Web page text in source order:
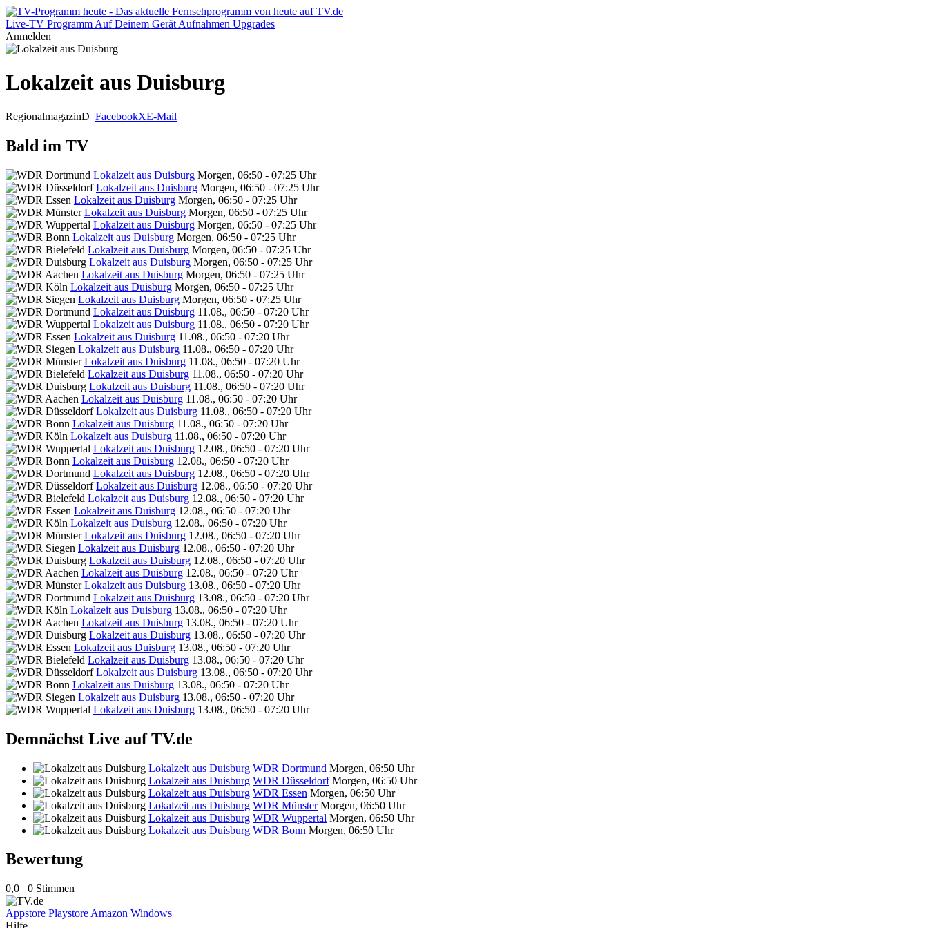
Live-TV Programm Auf Deinem Gerät Aufnahmen Upgrades
Anmelden
Lokalzeit aus Duisburg
RegionalmagazinD FacebookXE-Mail
Bald im TV
Lokalzeit aus Duisburg Morgen, 06:50 - 07:25 Uhr
Lokalzeit aus Duisburg Morgen, 06:50 - 07:25 Uhr
Lokalzeit aus Duisburg Morgen, 06:50 - 07:25 Uhr
Lokalzeit aus Duisburg Morgen, 06:50 - 07:25 Uhr
Lokalzeit aus Duisburg Morgen, 06:50 - 07:25 Uhr
Lokalzeit aus Duisburg Morgen, 06:50 - 07:25 Uhr
Lokalzeit aus Duisburg Morgen, 06:50 - 07:25 Uhr
Lokalzeit aus Duisburg Morgen, 06:50 - 07:25 Uhr
Lokalzeit aus Duisburg Morgen, 06:50 - 07:25 Uhr
Lokalzeit aus Duisburg Morgen, 06:50 - 07:25 Uhr
Lokalzeit aus Duisburg Morgen, 06:50 - 07:25 Uhr
Lokalzeit aus Duisburg 11.08., 06:50 - 07:20 Uhr
Lokalzeit aus Duisburg 11.08., 06:50 - 07:20 Uhr
Lokalzeit aus Duisburg 11.08., 06:50 - 07:20 Uhr
Lokalzeit aus Duisburg 11.08., 06:50 - 07:20 Uhr
Lokalzeit aus Duisburg 11.08., 06:50 - 07:20 Uhr
Lokalzeit aus Duisburg 11.08., 06:50 - 07:20 Uhr
Lokalzeit aus Duisburg 11.08., 06:50 - 07:20 Uhr
Lokalzeit aus Duisburg 11.08., 06:50 - 07:20 Uhr
Lokalzeit aus Duisburg 11.08., 06:50 - 07:20 Uhr
Lokalzeit aus Duisburg 11.08., 06:50 - 07:20 Uhr
Lokalzeit aus Duisburg 11.08., 06:50 - 07:20 Uhr
Lokalzeit aus Duisburg 12.08., 06:50 - 07:20 Uhr
Lokalzeit aus Duisburg 12.08., 06:50 - 07:20 Uhr
Lokalzeit aus Duisburg 12.08., 06:50 - 07:20 Uhr
Lokalzeit aus Duisburg 12.08., 06:50 - 07:20 Uhr
Lokalzeit aus Duisburg 12.08., 06:50 - 07:20 Uhr
Lokalzeit aus Duisburg 12.08., 06:50 - 07:20 Uhr
Lokalzeit aus Duisburg 12.08., 06:50 - 07:20 Uhr
Lokalzeit aus Duisburg 12.08., 06:50 - 07:20 Uhr
Lokalzeit aus Duisburg 12.08., 06:50 - 07:20 Uhr
Lokalzeit aus Duisburg 12.08., 06:50 - 07:20 Uhr
Lokalzeit aus Duisburg 12.08., 06:50 - 07:20 Uhr
Lokalzeit aus Duisburg 13.08., 06:50 - 07:20 Uhr
Lokalzeit aus Duisburg 13.08., 06:50 - 07:20 Uhr
Lokalzeit aus Duisburg 13.08., 06:50 - 07:20 Uhr
Lokalzeit aus Duisburg 13.08., 06:50 - 07:20 Uhr
Lokalzeit aus Duisburg 13.08., 06:50 - 07:20 Uhr
Lokalzeit aus Duisburg 13.08., 06:50 - 07:20 Uhr
Lokalzeit aus Duisburg 13.08., 06:50 - 07:20 Uhr
Lokalzeit aus Duisburg 13.08., 06:50 - 07:20 Uhr
Lokalzeit aus Duisburg 13.08., 06:50 - 07:20 Uhr
Lokalzeit aus Duisburg 13.08., 06:50 - 07:20 Uhr
Lokalzeit aus Duisburg 13.08., 06:50 - 07:20 Uhr
Demnächst Live auf TV.de
Lokalzeit aus Duisburg WDR Dortmund Morgen, 06:50 Uhr
Lokalzeit aus Duisburg WDR Düsseldorf Morgen, 06:50 Uhr
Lokalzeit aus Duisburg WDR Essen Morgen, 06:50 Uhr
Lokalzeit aus Duisburg WDR Münster Morgen, 06:50 Uhr
Lokalzeit aus Duisburg WDR Wuppertal Morgen, 06:50 Uhr
Lokalzeit aus Duisburg WDR Bonn Morgen, 06:50 Uhr
Bewertung
0,0 0 Stimmen
Appstore Playstore Amazon Windows